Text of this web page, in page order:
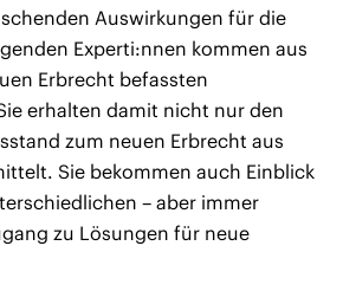
Auswirkungen für die
Experti:nnen kommen aus
Erbrecht befassten
erhalten damit nicht nur den
zum neuen Erbrecht aus
Sie bekommen auch Einblick
– aber immer
zu Lösungen für neue